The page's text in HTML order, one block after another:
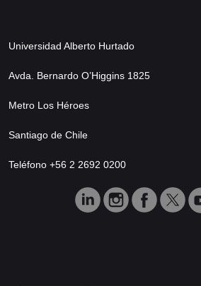
Universidad Alberto Hurtado
Avda. Bernardo O’Higgins 1825
Metro Los Héroes
Santiago de Chile
Teléfono +56 2 2692 0200